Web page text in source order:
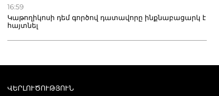
16:59
Կաթողիկոսի դեմ գործով դատավորը ինքնաբացարկ է
հայտնել
ՎԵՐԼՈՒԾՈՒԹՅՈՒՆ